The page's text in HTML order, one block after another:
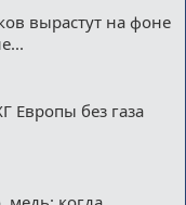
вырастут на фоне
Европы без газа